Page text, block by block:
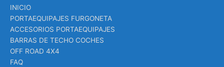
INICIO
PORTAEQUIPAJES FURGONETA
ACCESORIOS PORTAEQUIPAJES
BARRAS DE TECHO COCHES
OFF ROAD 4X4
FAQ